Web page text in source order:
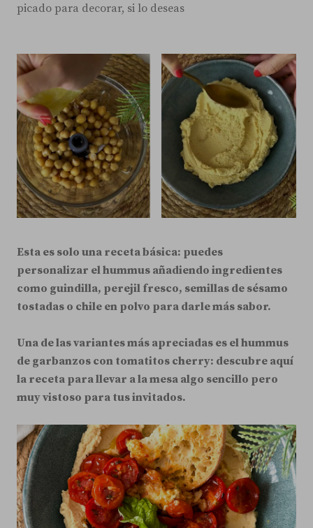
picado para decorar, si lo deseas
Esta es solo una receta básica: puedes
personalizar el hummus añadiendo ingredientes
como guindilla, perejil fresco, semillas de sésamo
tostadas o chile en polvo para darle más sabor.
Una de las variantes más apreciadas es el hummus
de garbanzos con tomatitos cherry: descubre aquí
la receta para llevar a la mesa algo sencillo pero
muy vistoso para tus invitados.